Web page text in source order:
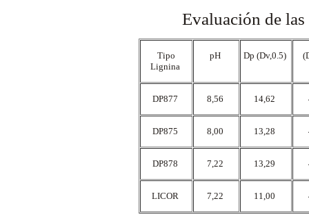
Evaluación de
Tipo
Lignina
pH Dp (Dv,0.5)
DP877 8,56 14,62
DP875 8,00 13,28
DP878 7,22 13,29
LICOR 7,22 11,00